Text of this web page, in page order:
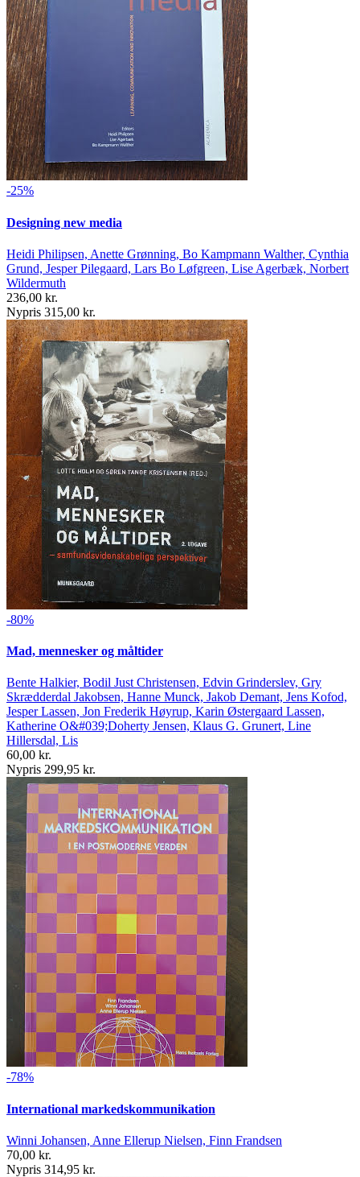
-25%
Designing new media
Heidi Philipsen, Anette Grønning, Bo Kampmann Walther, Cynthia
Grund, Jesper Pilegaard, Lars Bo Løfgreen, Lise Agerbæk, Norbert
Wildermuth
236,00 kr.
Nypris 315,00 kr.
-80%
Mad, mennesker og måltider
Bente Halkier, Bodil Just Christensen, Edvin Grinderslev, Gry
Skrædderdal Jakobsen, Hanne Munck, Jakob Demant, Jens Kofod,
Jesper Lassen, Jon Frederik Høyrup, Karin Østergaard Lassen,
Katherine O&#039;Doherty Jensen, Klaus G. Grunert, Line
Hillersdal, Lis
60,00 kr.
Nypris 299,95 kr.
-78%
International markedskommunikation
Winni Johansen, Anne Ellerup Nielsen, Finn Frandsen
70,00 kr.
Nypris 314,95 kr.